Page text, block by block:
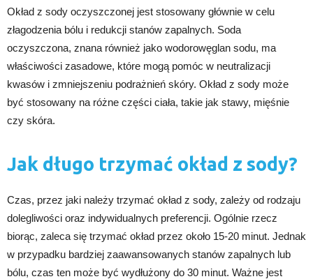
Okład z sody oczyszczonej jest stosowany głównie w celu
złagodzenia bólu i redukcji stanów zapalnych. Soda
oczyszczona, znana również jako wodorowęglan sodu, ma
właściwości zasadowe, które mogą pomóc w neutralizacji
kwasów i zmniejszeniu podrażnień skóry. Okład z sody może
być stosowany na różne części ciała, takie jak stawy, mięśnie
czy skóra.
Jak długo trzymać okład z sody?
Czas, przez jaki należy trzymać okład z sody, zależy od rodzaju
dolegliwości oraz indywidualnych preferencji. Ogólnie rzecz
biorąc, zaleca się trzymać okład przez około 15-20 minut. Jednak
w przypadku bardziej zaawansowanych stanów zapalnych lub
bólu, czas ten może być wydłużony do 30 minut. Ważne jest